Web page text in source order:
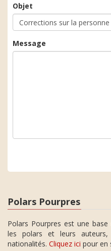
Objet
Message
Polars Pourpres
Polars Pourpres est une
les polars et leurs
nationalités. Cliquez ici pour en